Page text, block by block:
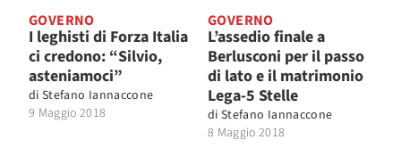
GOVERNO
I leghisti di Forza Italia
ci credono: “Silvio,
asteniamoci”
di Stefano Iannaccone
9 Maggio 2018
GOVERNO
L’assedio finale a
Berlusconi per il passo
di lato e il matrimonio
Lega-5 Stelle
di Stefano Iannaccone
8 Maggio 2018